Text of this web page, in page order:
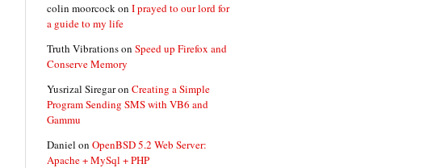
colin moorcockon I prayed to our lord for
a guide to my life
Truth Vibrationson Speed up Firefox and
Conserve Memory
Yusrizal Siregaron Creating a Simple
Program Sending SMS with VB6 and
Gammu
Daniel on OpenBSD 5.2 Web Server:
Apache + MySql + PHP